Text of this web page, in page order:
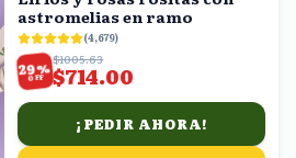
astromelias en ramo
(4,679)
29%
OFF
$1005.63
$714.00
¡PEDIR AHORA!